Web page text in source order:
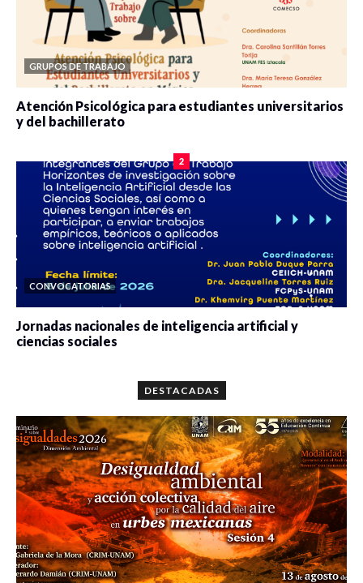
GRUPOS DE TRABAJO
Atención Psicológica para estudiantes universitarios
y del bachillerato
2
CONVOCATORIAS
Jornadas nacionales de inteligencia artificial y
ciencias sociales
DESTACADAS